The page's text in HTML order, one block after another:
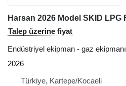
Talep üzerine fiyat
Endüstriyel ekipman - gaz ekipmanı
2026
Türkiye, Kartepe/Kocaeli